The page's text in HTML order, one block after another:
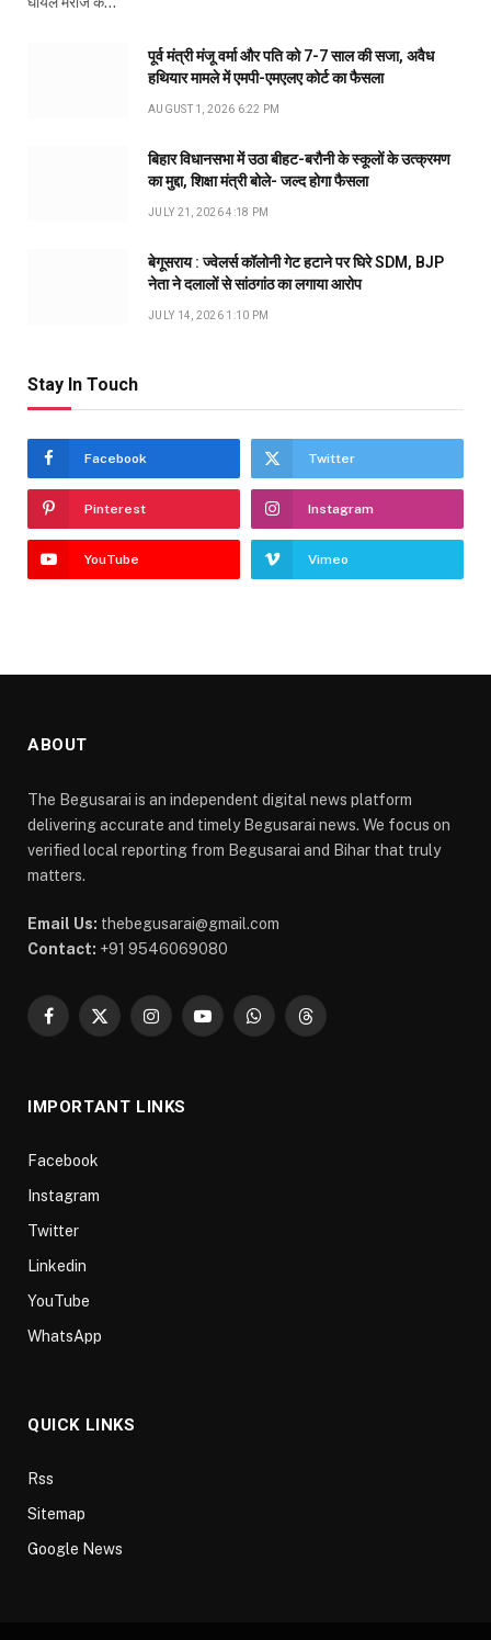
पूर्व मंत्री मंजू वर्मा और पति को 7-7 साल की सजा, अवैध
हथियार मामले में एमपी-एमएलए कोर्ट का फैसला
AUGUST 1, 2026 6:22 PM
बिहार विधानसभा में उठा बीहट-बरौनी के स्कूलों के उत्क्रमण
का मुद्दा, शिक्षा मंत्री बोले- जल्द होगा फैसला
JULY 21, 2026 4:18 PM
बेगूसराय : ज्वेलर्स कॉलोनी गेट हटाने पर घिरे SDM, BJP
नेता ने दलालों से सांठगांठ का लगाया आरोप
JULY 14, 2026 1:10 PM
Stay In Touch
Facebook Twitter
Pinterest Instagram
YouTube Vimeo
ABOUT
The Begusarai is an independent digital news platform
delivering accurate and timely Begusarai news. We focus on
verified local reporting from Begusarai and Bihar that truly
matters.
Email Us: thebegusarai@gmail.com
Contact: +91 9546069080
Facebook
X
InstagramYouTubeWhatsAppThreads
IMPORTANT LINKS
Facebook
Instagram
Twitter
Linkedin
YouTube
WhatsApp
QUICK LINKS
Rss
Sitemap
Google News